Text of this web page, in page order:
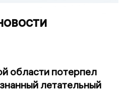
области потерпел
летательный